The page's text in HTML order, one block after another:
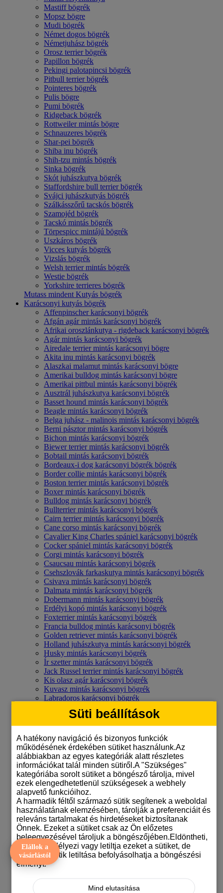
Mastiff bögrék
Mopsz bögre
Mudi bögrék
Német dogos bögrék
Németjuhász bögrék
Orosz terrier bögrék
Papillon bögrék
Pekingi palotapincsi bögrék
Pitbull terrier bögrék
Pointeres bögrék
Pulis bögre
Pumi bögrék
Ridgeback bögrék
Rottweiler mintás bögre
Schnauzeres bögrék
Shar-pei bögrék
Shiba inu bögrék
Shih-tzu mintás bögrék
Sinka bögrék
Skót juhászkutya bögrék
Staffordshire bull terrier bögrék
Svájci juhászkutyás bögrék
Szálkásszőrű tacskós bögrék
Szamojéd bögrék
Tacskó mintás bögrék
Törpespicc mintájú bögrék
Uszkáros bögrék
Vicces kutyás bögrék
Vizslás bögrék
Welsh terrier mintás bögrék
Westie bögrék
Yorkshire terrieres bögrék
Mutass mindent Kutyás bögrék
Karácsonyi kutyás bögrék
Affenpinscher karácsonyi bögrék
Afgán agár mintás karácsonyi bögrék
Afrikai oroszlánkutya - rigdeback karácsonyi bögrék
Agár mintás karácsonyi bögrék
Airedale terrier mintás karácsonyi bögre
Akita inu mintás karácsonyi bögrék
Alaszkai malamut mintás karácsonyi bögre
Amerikai bulldog mintás karácsonyi bögre
Amerikai pittbul mintás karácsonyi bögrék
Ausztrál juhászkutya karácsonyi bögrék
Basset hound mintás karácsonyi bögrék
Beagle mintás karácsonyi bögrék
Belga juhász - malinois mintás karácsonyi bögrék
Berni pásztor mintás karácsonyi bögrék
Bichon mintás karácsonyi bögrék
Biewer terrier mintás karácsonyi bögrék
Bobtail mintás karácsonyi bögrék
Bordeaux-i dog karácsonyi bögrék bögrék
Border collie mintás karácsonyi bögrék
Boston terrier mintás karácsonyi bögrék
Boxer mintás karácsonyi bögrék
Bulldog mintás karácsonyi bögrék
Bullterrier mintás karácsonyi bögrék
Cairn terrier mintás karácsonyi bögrék
Cane corso mintás karácsonyi bögrék
Cavalier King Charles spániel karácsonyi bögrék
Cocker spániel mintás karácsonyi bögrék
Corgi mintás karácsonyi bögrék
Csaucsau mintás karácsonyi bögrék
Csehszlovák farkaskutya mintás karácsonyi bögrék
Csivava mintás karácsonyi bögrék
Dalmata mintás karácsonyi bögrék
Dobermann mintás karácsonyi bögrék
Erdélyi kopó mintás karácsonyi bögrék
Foxterrier mintás karácsonyi bögrék
Francia bulldog mintás karácsonyi bögrék
Golden retriever mintás karácsonyi bögrék
Holland juhászkutya mintás karácsonyi bögrék
Husky mintás karácsonyi bögrék
Ír szetter mintás karácsonyi bögrék
Jack Russel terrier mintás karácsonyi bögrék
Kis olasz agár karácsonyi bögrék
Kuvasz mintás karácsonyi bögrék
Labradoros karácsonyi bögrék
Leonbergi mintás karácsonyi bögrék
Máltai selyemkutya mintás karácsonyi bögrék
Masztiff mintás karácsonyi bögrék
Mopsz mintás karácsonyi bögre
Német dogos karácsonyi bögrék
Németjuhász mintás karácsonyi bögrék
Ordas színű németjuhász karácsonyi mintás bögre
Orosz terrier mintás karácsonyi bögrék
Papillon mintás karácsonyi bögrék
Pekingi palotapincsi mintás karácsonyi bögrék
Pitbull terrieres karácsonyi bögrék
Pointer mintás karácsonyi bögrék
Puli mintás karácsonyi bögrék
Rottweiler mintás karácsonyi bögre
Schnauzeres karácsonyi bögrék
Shar pei karácsonyi bögrék
Shiba inu karácsonyi bögrék
Shih-tzu mintás karácsonyi bögrék
Skót juhászkutya mintás karácsonyi bögrék
Staffordshire bullterrier mintás karácsonyi bögrék
Svájci juhászkutyás karácsonyi bögrék
Elállok a
vásárlástól
Süti beállítások
A hatékony navigáció és bizonyos funkciók
működésének érdekében sütiket használunk.Az
alábbiakban az egyes kategóriák alatt részletes
információkat talál minden sütiről.A "Szükséges"
kategóriába sorolt sütiket a böngésző tárolja, mivel
ezek elengedhetetlenül szükségesek a webhely
alapvető funkcióihoz.
A harmadik féltől származó sütik segítenek a weboldal
használatának elemzésében, tárolják a preferenciáit és
releváns tartalmakat és hirdetéseket biztosítanak
Önnek. Ezeket a sütiket csak az Ön előzetes
beleegyezésével tároljuk a böngészőjében.Eldöntheti,
hogy engedélyezi vagy letiltja ezeket a sütiket, de
bizonyos sütik letiltása befolyásolhatja a böngészési
élményt.
Mind elutasítása